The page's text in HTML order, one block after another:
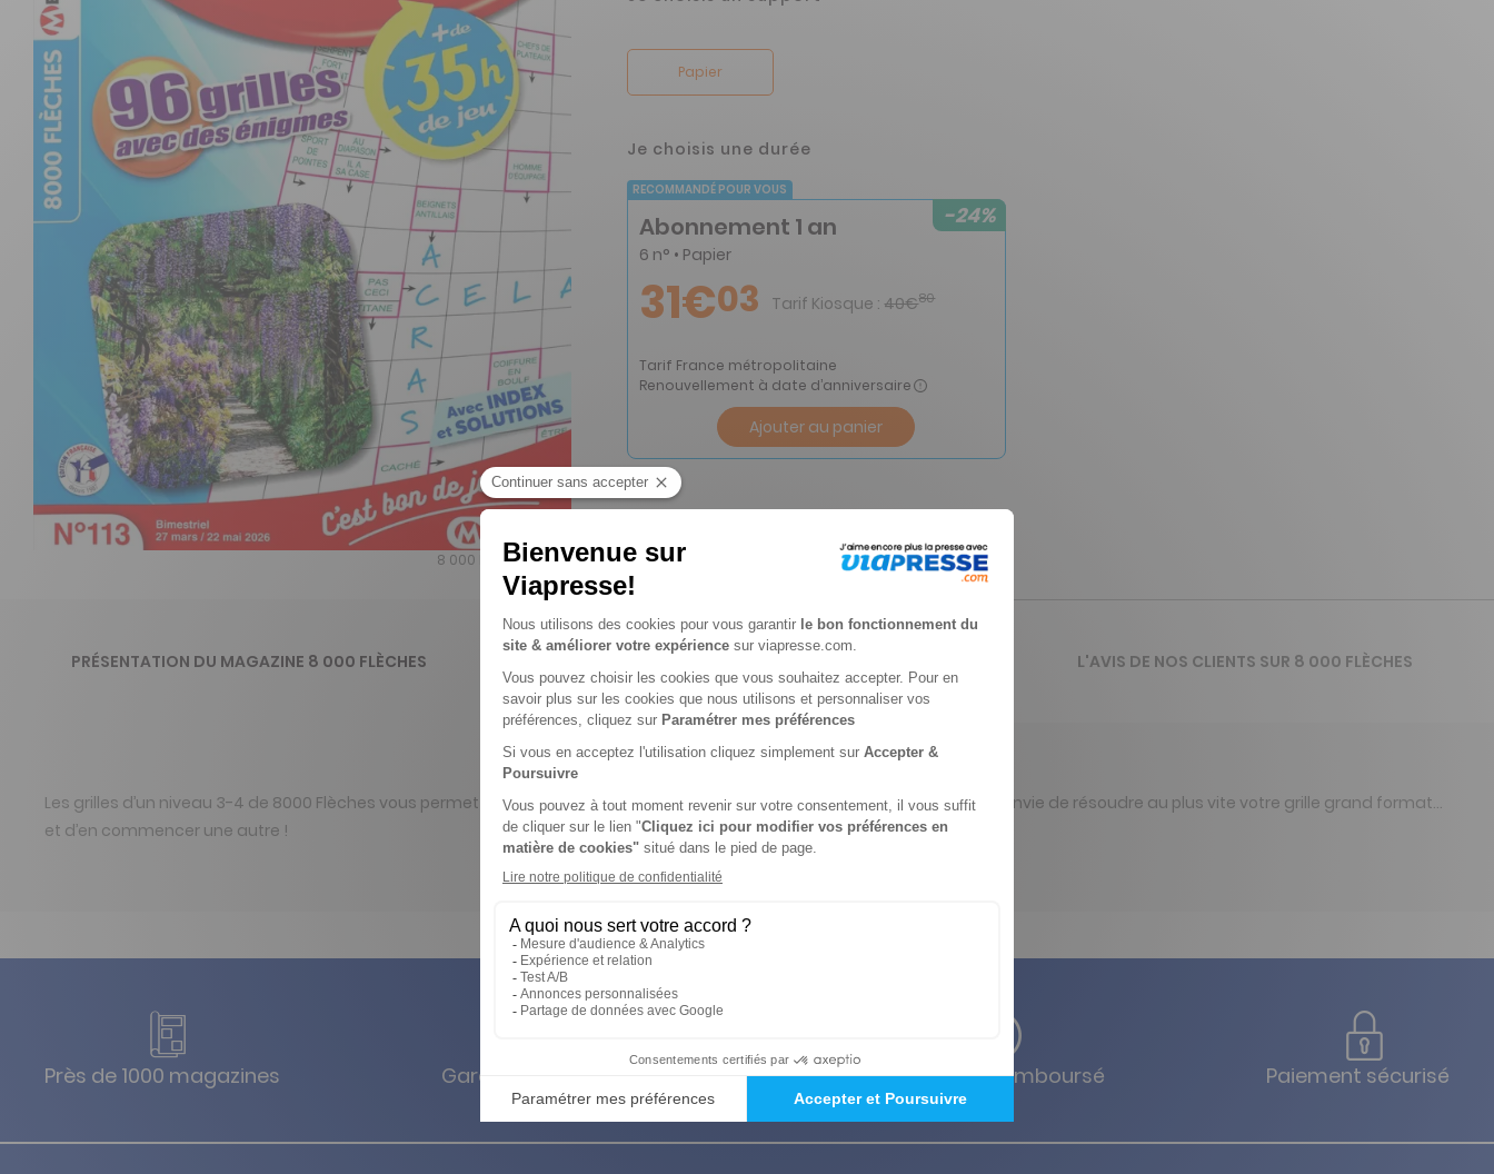
8 000 Flèches n° 115
Papier
Je choisis une durée
RECOMMANDÉ POUR VOUS
-24%
Abonnement 1 an
6 n° • Papier
31€03 Tarif Kiosque : 40€80
Tarif France métropolitaine
Renouvellement à date d’anniversaire
Ajouter au panier
PRÉSENTATION DU MAGAZINE 8 000 FLÈCHES
Les grilles d’un niveau 3-4 de 8000 Flèches vous permettent de répondre à une question de culture générale. De quoi avoir envie de résoudre au plus vite votre grille grand format…
et d’en commencer une autre !
L'AVIS DE NOS CLIENTS SUR 8 000 FLÈCHES
Près de 1000 magazines Garanties des prix les + bas Satisfait ou remboursé Paiement sécurisé